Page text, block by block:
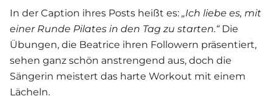
In der Caption ihres Posts heißt es: „Ich liebe es, mit
einer Runde Pilates in den Tag zu starten.“Die
Übungen, die Beatrice ihren Followern präsentiert,
sehen ganz schön anstrengend aus, doch die
Sängerin meistert das harte Workout mit einem
Lächeln.